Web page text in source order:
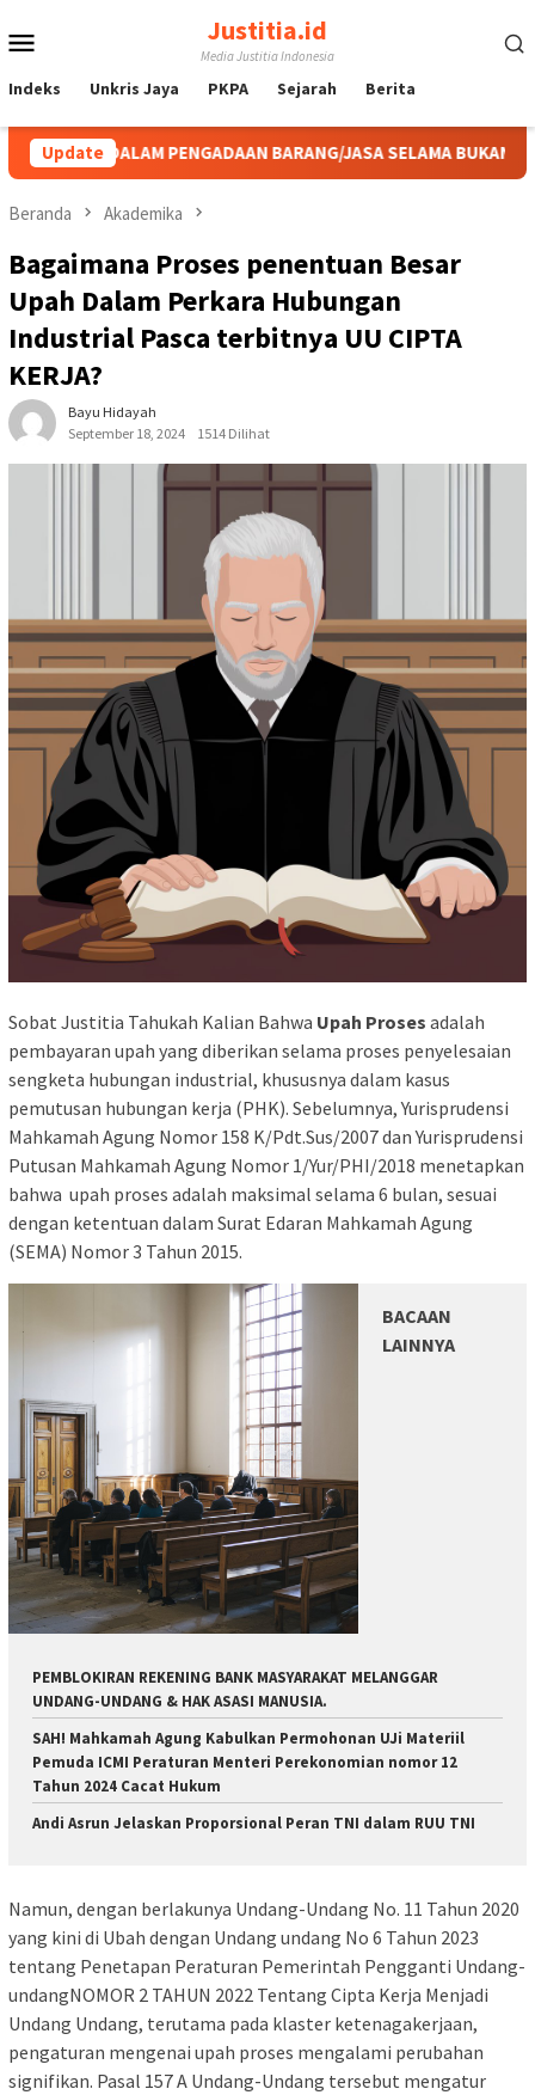
ke
Mobile
Justitia.id
Media Justitia Indonesia
Indeks Unkris Jaya PKPA Sejarah Berita
UpdateBARANG/JASA SELAMA BUKAN AKIBAT DARI SUATU
Beranda Akademika
Bagaimana Proses penentuan Besar
Upah Dalam Perkara Hubungan
Industrial Pasca terbitnya UU CIPTA
KERJA?
Bayu Hidayah
September 18, 2024
1514 Dilihat
Sobat Justitia Tahukah Kalian Bahwa Upah Proses adalah
pembayaran upah yang diberikan selama proses penyelesaian
sengketa hubungan industrial, khususnya dalam kasus
pemutusan hubungan kerja (PHK). Sebelumnya, Yurisprudensi
Mahkamah Agung Nomor 158 K/Pdt.Sus/2007 dan Yurisprudensi
Putusan Mahkamah Agung Nomor 1/Yur/PHI/2018 menetapkan
bahwa upah proses adalah maksimal selama 6 bulan, sesuai
dengan ketentuan dalam Surat Edaran Mahkamah Agung
(SEMA) Nomor 3 Tahun 2015.
BACAAN
LAINNYA
PEMBLOKIRAN REKENING BANK MASYARAKAT MELANGGAR
UNDANG-UNDANG & HAK ASASI MANUSIA.
SAH! Mahkamah Agung Kabulkan Permohonan UJi Materiil
Pemuda ICMI Peraturan Menteri Perekonomian nomor 12
Tahun 2024 Cacat Hukum
Andi Asrun Jelaskan Proporsional Peran TNI dalam RUU TNI
Namun, dengan berlakunya Undang-Undang No. 11 Tahun 2020
yang kini di Ubah dengan Undang undang No 6 Tahun 2023
tentang Penetapan Peraturan Pemerintah Pengganti Undang-
undangNOMOR 2 TAHUN 2022 Tentang Cipta Kerja Menjadi
Undang Undang, terutama pada klaster ketenagakerjaan,
pengaturan mengenai upah proses mengalami perubahan
signifikan. Pasal 157 A Undang-Undang tersebut mengatur